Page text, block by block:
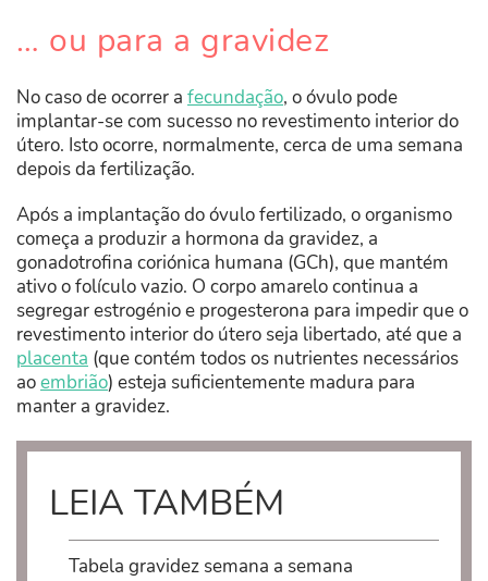
… ou para a gravidez
No caso de ocorrer a fecundação, o óvulo pode
implantar-se com sucesso no revestimento interior do
útero. Isto ocorre, normalmente, cerca de uma semana
depois da fertilização.
Após a implantação do óvulo fertilizado, o organismo
começa a produzir a hormona da gravidez, a
gonadotrofina coriónica humana (GCh), que mantém
ativo o folículo vazio. O corpo amarelo continua a
segregar estrogénio e progesterona para impedir que o
revestimento interior do útero seja libertado, até que a
placenta (que contém todos os nutrientes necessários
aoembrião) esteja suficientemente madura para
manter a gravidez.
LEIA TAMBÉM
Tabela gravidez semana a semana